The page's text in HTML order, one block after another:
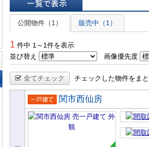
一覧で表示
公開物件（1）
販売中（1）
1 件中 1～1件を表示
並び替え
画像優先度
全てチェック チェックした物件をま
売一戸建
て
関市西仙房